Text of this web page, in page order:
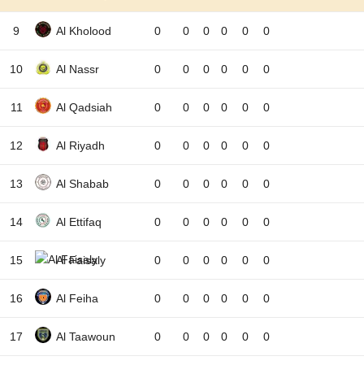
9 Al Kholood 0 0 0 0 0 0
10 Al Nassr 0 0 0 0 0 0
11 Al Qadsiah 0 0 0 0 0 0
12 Al Riyadh 0 0 0 0 0 0
13 Al Shabab 0 0 0 0 0 0
14 Al Ettifaq 0 0 0 0 0 0
15 Al Faisaly 0 0 0 0 0 0
16 Al Feiha 0 0 0 0 0 0
17 Al Taawoun 0 0 0 0 0 0